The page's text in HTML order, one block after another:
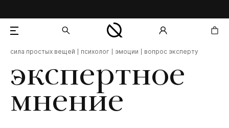
экспертное
мнение
сила простых вещей психолог эмоции вопрос эксперту